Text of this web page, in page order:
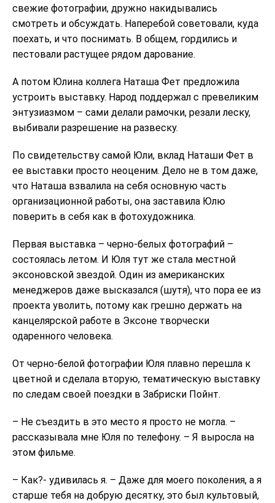
свежие фотографии, дружно накидывались
смотреть и обсуждать. Наперебой советовали, куда
поехать, и что поснимать. В общем, гордились и
пестовали растущее рядом дарование.
А потом Юлина коллега Наташа Фет предложила
устроить выставку. Народ поддержал с превеликим
энтузиазмом – сами делали рамочки, резали леску,
выбивали разрешение на развеску.
По свидетельству самой Юли, вклад Наташи Фет в
ее выставки просто неоценим. Дело не в том даже,
что Наташа взвалила на себя основную часть
организационной работы, она заставила Юлю
поверить в себя как в фотохудожника.
Первая выставка – черно-белых фотографий –
состоялась летом. И Юля тут же стала местной
эксоновской звездой. Один из американских
менеджеров даже высказался (шутя), что пора ее из
проекта уволить, потому как грешно держать на
канцелярской работе в Эксоне творчески
одаренного человека.
От черно-белой фотографии Юля плавно перешла к
цветной и сделала вторую, тематическую выставку
по следам своей поездки в Забриски Пойнт.
– Не съездить в это место я просто не могла. –
рассказывала мне Юля по телефону. – Я выросла на
этом фильме.
– Как?- удивилась я. – Даже для моего поколения, а я
старше тебя на добрую десятку, это был культовый,